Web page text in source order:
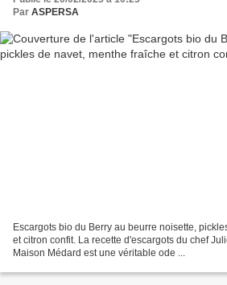
Par ASPERSA
Escargots bio du Berry au beurre noisette,
et citron confit. La recette d'escargots du chef
Maison Médard est une véritable ode ...